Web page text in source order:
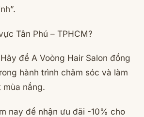
Tân Phú – TPHCM?
để A Voòng Hair Salon đồng
hành trình chăm sóc và làm
mùa nắng.
nay để nhận ưu đãi -10% cho